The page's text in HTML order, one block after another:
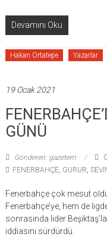
Devamını Oku
Hakan Ortatepe Yazarlar
19 Ocak 2021
GÜNÜ
Gönderen: gazetem
FENERBAHÇE, GURUR,
Fenerbahçe çok mesut
Fenerbahçe’ye, hem de
sonrasında lider
iddiasını sürdürdü.